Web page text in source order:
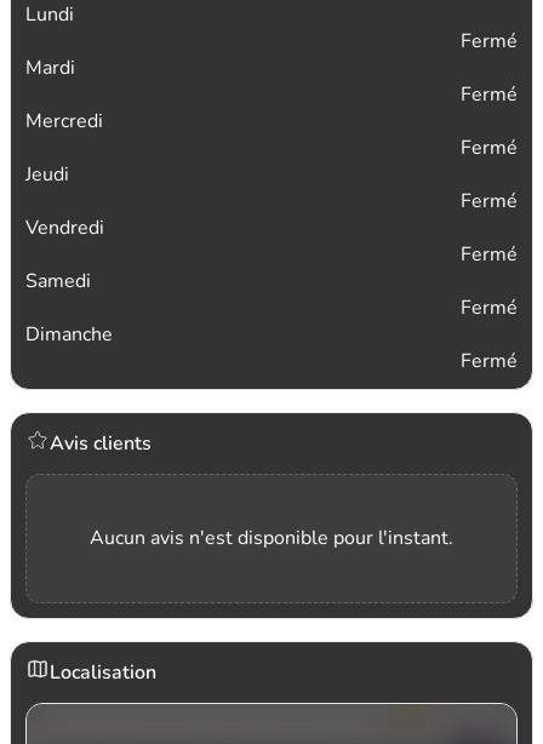
Lundi
Fermé
Mardi
Fermé
Mercredi
Fermé
Jeudi
Fermé
Vendredi
Fermé
Samedi
Fermé
Dimanche
Fermé
Avis clients
Aucun avis n'est disponible pour l'instant.
Localisation